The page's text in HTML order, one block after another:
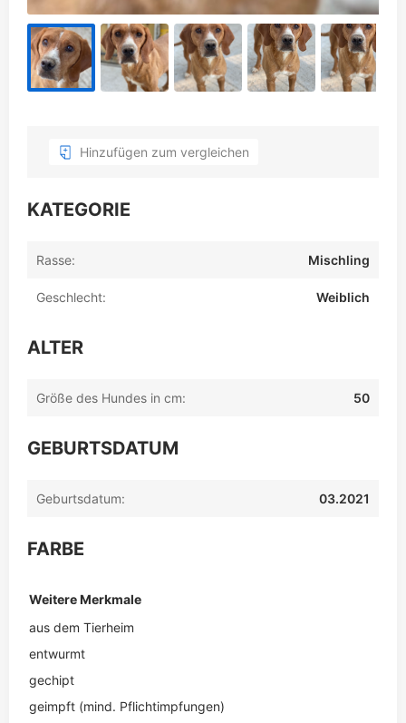
Hinzufügen zum vergleichen
KATEGORIE
Rasse: Mischling
Geschlecht: Weiblich
ALTER
Größe des Hundes in cm: 50
GEBURTSDATUM
Geburtsdatum: 03.2021
FARBE
Weitere Merkmale
aus dem Tierheim
entwurmt
gechipt
geimpft (mind. Pflichtimpfungen)